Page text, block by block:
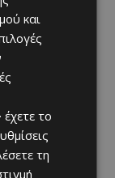
και
το
τη